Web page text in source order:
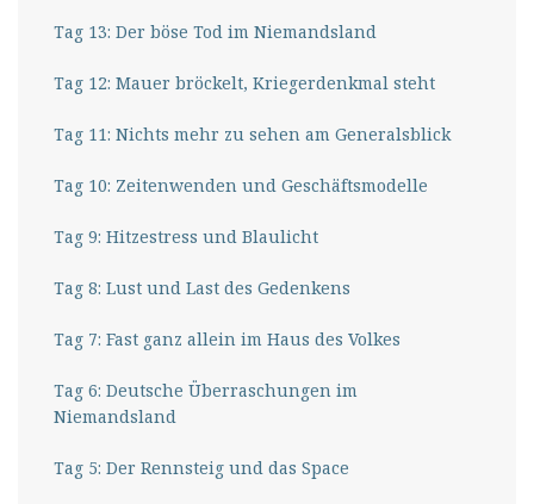
Tag 13: Der böse Tod im Niemandsland
Tag 12: Mauer bröckelt, Kriegerdenkmal steht
Tag 11: Nichts mehr zu sehen am Generalsblick
Tag 10: Zeitenwenden und Geschäftsmodelle
Tag 9: Hitzestress und Blaulicht
Tag 8: Lust und Last des Gedenkens
Tag 7: Fast ganz allein im Haus des Volkes
Tag 6: Deutsche Überraschungen im
Niemandsland
Tag 5: Der Rennsteig und das Space